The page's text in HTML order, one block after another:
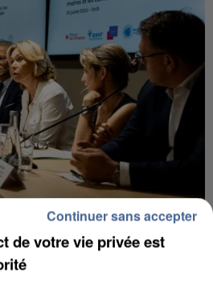
FRANCE LANCE UN ÉLAN
LES...
de votre vie privée est
Continuer sans accepter